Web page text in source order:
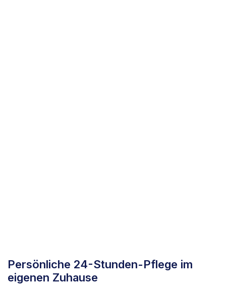
Persönliche 24-Stunden-Pflege im
eigenen Zuhause